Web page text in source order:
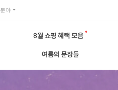
분야
8월 쇼핑 혜택 모음
여름의 문장들